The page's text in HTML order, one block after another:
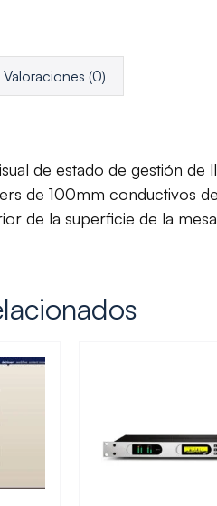
Valoraciones (0)
de estado de gestión
de 100mm conductivos
de la superficie de la